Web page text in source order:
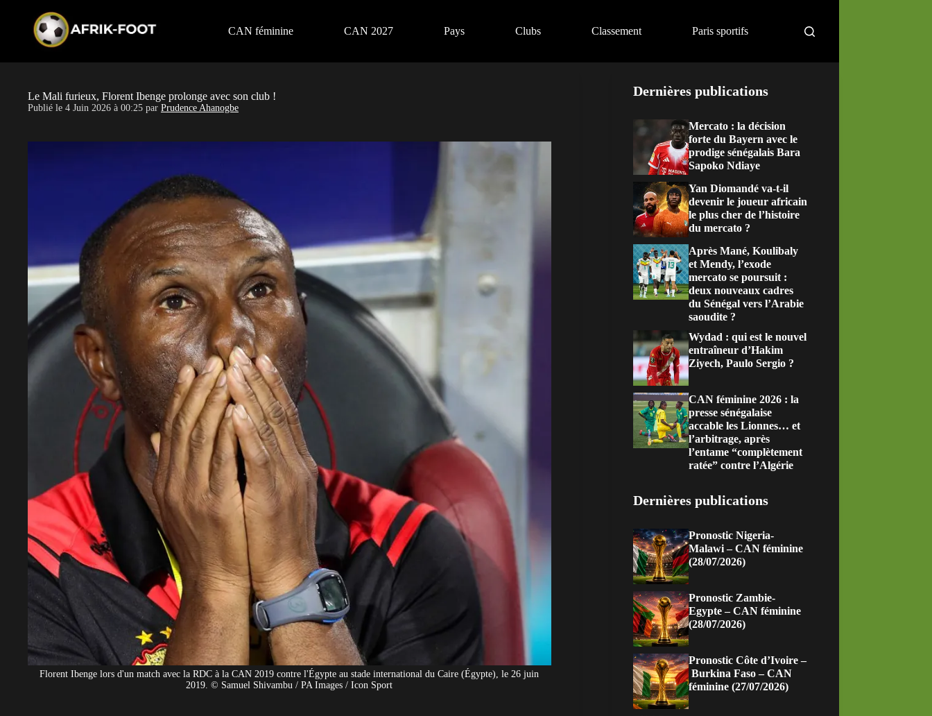
CAN féminine CAN 2027 Pays Clubs Classement Paris sportifs
Le Mali furieux, Florent Ibenge prolonge avec son club !
Publié le 4 Juin 2026 à 00:25 par Prudence Ahanogbe
Florent Ibenge lors d'un match avec la RDC à la CAN 2019 contre l'Égypte au stade international du Caire (Égypte), le 26 juin
2019. © Samuel Shivambu / PA Images / Icon Sport
Dernières publications
Mercato : la décision
forte du Bayern avec le
prodige sénégalais Bara
Sapoko Ndiaye
Yan Diomandé va-t-il
devenir le joueur africain
le plus cher de l’histoire
du mercato ?
Après Mané, Koulibaly
et Mendy, l’exode
mercato se poursuit :
deux nouveaux cadres
du Sénégal vers l’Arabie
saoudite ?
Wydad : qui est le nouvel
entraîneur d’Hakim
Ziyech, Paulo Sergio ?
CAN féminine 2026 : la
presse sénégalaise
accable les Lionnes… et
l’arbitrage, après
l’entame “complètement
ratée” contre l’Algérie
Dernières publications
Pronostic Nigeria-
Malawi – CAN féminine
(28/07/2026)
Pronostic Zambie-
Egypte – CAN féminine
(28/07/2026)
Pronostic Côte d’Ivoire –
Burkina Faso – CAN
féminine (27/07/2026)